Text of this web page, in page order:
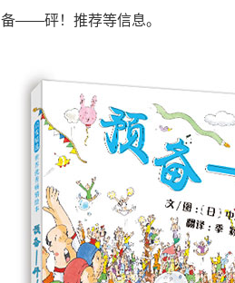
备——砰！推荐等信息。